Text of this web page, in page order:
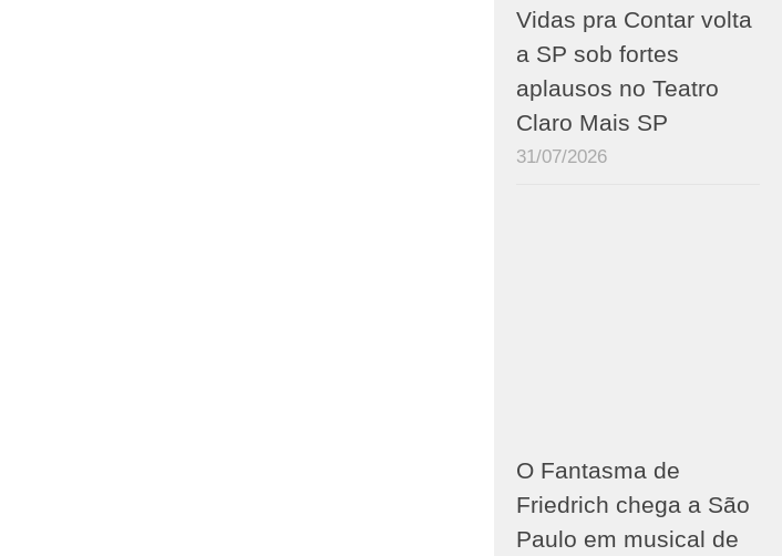
Vidas pra Contar volta
a SP sob fortes
aplausos no Teatro
Claro Mais SP
31/07/2026
O Fantasma de
Friedrich chega a São
Paulo em musical de